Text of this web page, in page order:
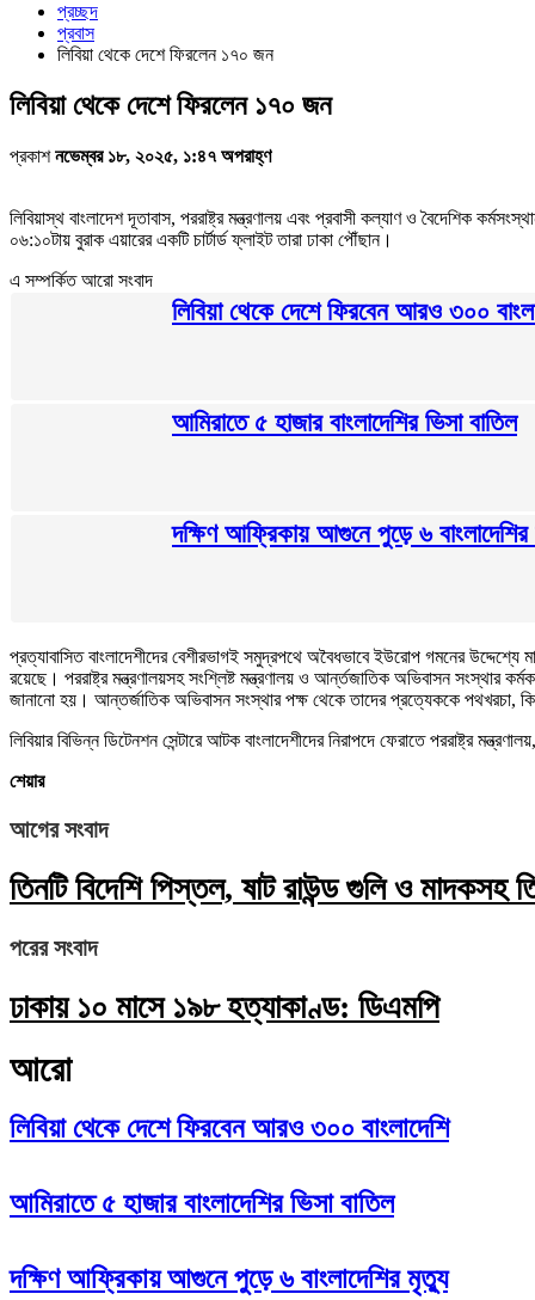
প্রচ্ছদ
প্রবাস
লিবিয়া থেকে দেশে ফিরলেন ১৭০ জন
লিবিয়া থেকে দেশে ফিরলেন ১৭০ জন
প্রকাশনভেম্বর ১৮, ২০২৫, ১:৪৭ অপরাহ্ণ
লিবিয়াস্থ বাংলাদেশ দূতাবাস, পররাষ্ট্র মন্ত্রণালয় এবং প্রবাসী কল্যাণ ও বৈদেশিক
০৬:১০টায় বুরাক এয়ারের একটি চার্টার্ড ফ্লাইট তারা ঢাকা পৌঁছান।
এ সম্পর্কিত আরো সংবাদ
লিবিয়া থেকে দেশে ফিরবেন আরও ৩০০
আমিরাতে ৫ হাজার বাংলাদেশির ভিসা বাতিল
দক্ষিণ আফ্রিকায় আগুনে পুড়ে ৬
প্রত্যাবাসিত বাংলাদেশীদের বেশীরভাগই সমুদ্রপথে অবৈধভাবে ইউরোপ গমনের
রয়েছে। পররাষ্ট্র মন্ত্রণালয়সহ সংশ্লিষ্ট মন্ত্রণালয় ও আর্ন্তজাতিক অভিবাসন সংস্থার
জানানো হয়। আন্তর্জাতিক অভিবাসন সংস্থার পক্ষ থেকে তাদের প্রত্যেককে পথখরচা,
লিবিয়ার বিভিন্ন ডিটেনশন সেন্টারে আটক বাংলাদেশীদের নিরাপদে ফেরাতে পররাষ্ট্র
শেয়ার
আগের সংবাদ
তিনটি বিদেশি পিস্তল, ষাট রাউন্ড গুলি ও মাদকসহ
পরের সংবাদ
ঢাকায় ১০ মাসে ১৯৮ হত্যাকাণ্ড: ডিএমপি
আরো
লিবিয়া থেকে দেশে ফিরবেন আরও ৩০০ বাংলাদেশি
আমিরাতে ৫ হাজার বাংলাদেশির ভিসা বাতিল
দক্ষিণ আফ্রিকায় আগুনে পুড়ে ৬ বাংলাদেশির মৃত্যু